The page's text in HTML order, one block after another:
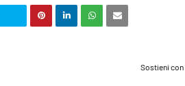
Sostieni